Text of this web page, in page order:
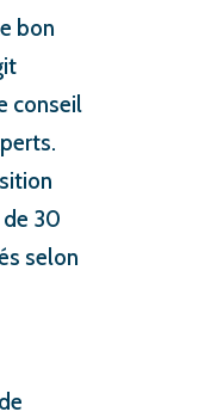
bon
conseil
30
selon